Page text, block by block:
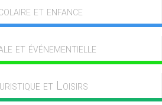
et enfance
et événementielle
et Loisirs